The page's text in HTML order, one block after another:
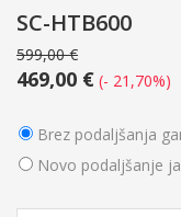
SC-HTB600
599,00 €
469,00 € (- 21,70%)
Brez podaljšanja
Novo podaljšanje